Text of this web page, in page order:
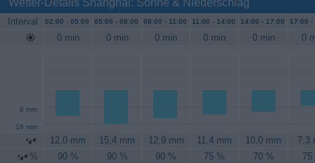
Wetter-Details Shanghai: Sonne & Niederschlag
Interval 02:00 - 05:00 05:00 - 08:00 08:00 - 11:00 11:00 - 14:00 14:00 - 17:00 17:00 -
0 min 0 min 0 min 0 min 0 min 0
8 mm
16 mm
12,0 mm 15,4 mm 12,9 mm 11,4 mm 10,0 mm
7,3
%
90 % 90 % 90 % 75 % 70 % 75